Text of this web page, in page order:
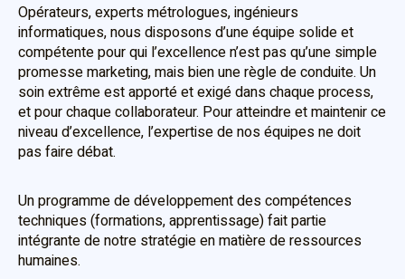
Opérateurs, experts métrologues, ingénieurs
informatiques, nous disposons d’une équipe solide et
compétente pour qui l’excellence n’est pas qu’une simple
promesse marketing, mais bien une règle de conduite. Un
soin extrême est apporté et exigé dans chaque process,
et pour chaque collaborateur. Pour atteindre et maintenir ce
niveau d’excellence, l’expertise de nos équipes ne doit
pas faire débat.
Un programme de développement des compétences
techniques (formations, apprentissage) fait partie
intégrante de notre stratégie en matière de ressources
humaines.